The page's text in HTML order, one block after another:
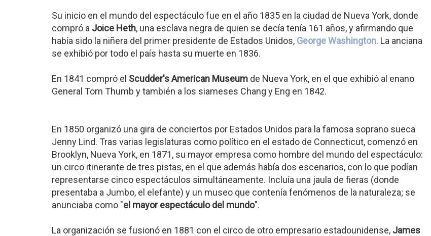
Su inicio en el mundo del espectáculo fue en el año 1835 en la ciudad de Nueva York, donde
compró a Joice Heth, una esclava negra de quien se decía tenía 161 años, y afirmando que
había sido la niñera del primer presidente de Estados Unidos, George Washington. La anciana
se exhibió por todo el país hasta su muerte en 1836.
En 1841 compró el Scudder's American Museum de Nueva York, en el que exhibió al enano
General Tom Thumb y también a los siameses Chang y Eng en 1842.
En 1850 organizó una gira de conciertos por Estados Unidos para la famosa soprano sueca
Jenny Lind. Tras varias legislaturas como político en el estado de Connecticut, comenzó en
Brooklyn, Nueva York, en 1871, su mayor empresa como hombre del mundo del espectáculo:
un circo itinerante de tres pistas, en el que además había dos escenarios, con lo que podían
representarse cinco espectáculos simultáneamente. Incluía una jaula de fieras (donde
presentaba a Jumbo, el elefante) y un museo que contenía fenómenos de la naturaleza; se
anunciaba como "el mayor espectáculo del mundo".
La organización se fusionó en 1881 con el circo de otro empresario estadounidense, James